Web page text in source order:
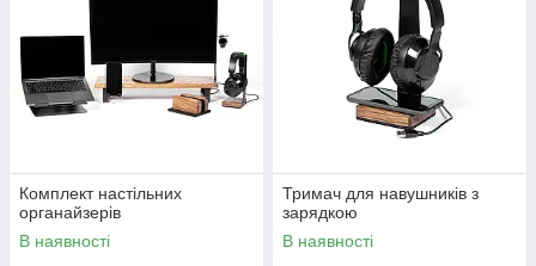
Комплект настільних
органайзерів
В наявності
Тримач для навушників з
зарядкою
В наявності